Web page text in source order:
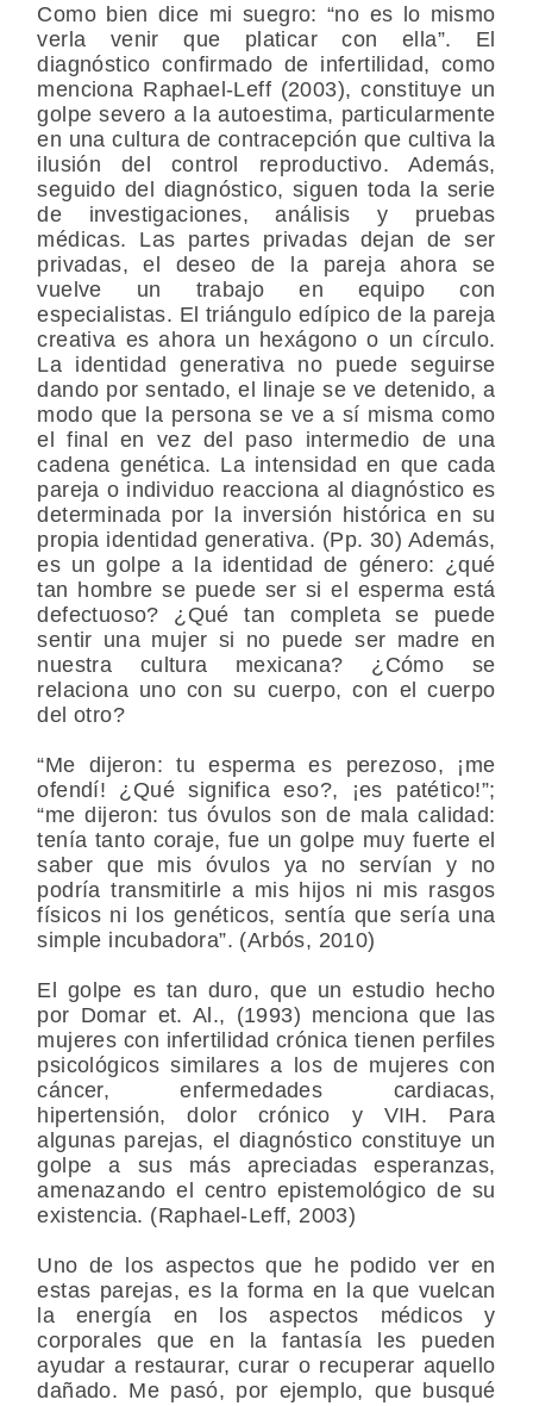
Como bien dice mi suegro: “no es lo mismo
verla venir que platicar con ella”. El
diagnóstico confirmado de infertilidad, como
menciona Raphael-Leff (2003), constituye un
golpe severo a la autoestima, particularmente
en una cultura de contracepción que cultiva la
ilusión del control reproductivo. Además,
seguido del diagnóstico, siguen toda la serie
de investigaciones, análisis y pruebas
médicas. Las partes privadas dejan de ser
privadas, el deseo de la pareja ahora se
vuelve un trabajo en equipo con
especialistas. El triángulo edípico de la pareja
creativa es ahora un hexágono o un círculo.
La identidad generativa no puede seguirse
dando por sentado, el linaje se ve detenido, a
modo que la persona se ve a sí misma como
el final en vez del paso intermedio de una
cadena genética. La intensidad en que cada
pareja o individuo reacciona al diagnóstico es
determinada por la inversión histórica en su
propia identidad generativa. (Pp. 30) Además,
es un golpe a la identidad de género: ¿qué
tan hombre se puede ser si el esperma está
defectuoso? ¿Qué tan completa se puede
sentir una mujer si no puede ser madre en
nuestra cultura mexicana? ¿Cómo se
relaciona uno con su cuerpo, con el cuerpo
del otro?
“Me dijeron: tu esperma es perezoso, ¡me
ofendí! ¿Qué significa eso?, ¡es patético!”;
“me dijeron: tus óvulos son de mala calidad:
tenía tanto coraje, fue un golpe muy fuerte el
saber que mis óvulos ya no servían y no
podría transmitirle a mis hijos ni mis rasgos
físicos ni los genéticos, sentía que sería una
simple incubadora”. (Arbós, 2010)
El golpe es tan duro, que un estudio hecho
por Domar et. Al., (1993) menciona que las
mujeres con infertilidad crónica tienen perfiles
psicológicos similares a los de mujeres con
cáncer, enfermedades cardiacas,
hipertensión, dolor crónico y VIH. Para
algunas parejas, el diagnóstico constituye un
golpe a sus más apreciadas esperanzas,
amenazando el centro epistemológico de su
existencia. (Raphael-Leff, 2003)
Uno de los aspectos que he podido ver en
estas parejas, es la forma en la que vuelcan
la energía en los aspectos médicos y
corporales que en la fantasía les pueden
ayudar a restaurar, curar o recuperar aquello
dañado. Me pasó, por ejemplo, que busqué